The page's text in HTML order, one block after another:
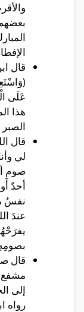
قال
عَلَى
هذا
الصبر
قال
لي
صومِ
أحدٌ
نفسُ
عندَ
قال
إلى
رواه